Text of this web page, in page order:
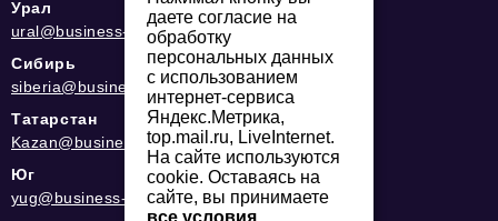
Урал
ural@business-magazine.online
Сибирь
siberia@business-magazine.online
Татарстан
Kazan@business-magazine.online
Юг
yug@business-magazine.online
даете согласие на
обработку
персональных данных
с использованием
интернет-сервиса
Яндекс.Метрика,
top.mail.ru, LiveInternet.
На сайте используются
cookie. Оставаясь на
сайте, вы принимаете
все условия